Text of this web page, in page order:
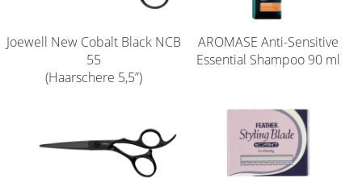
Produktwissen Scheren
Joewell New Cobalt Black NCB
55
(Haarschere 5,5”)
AROMASE Anti-Sensitive
Essential Shampoo 90 ml